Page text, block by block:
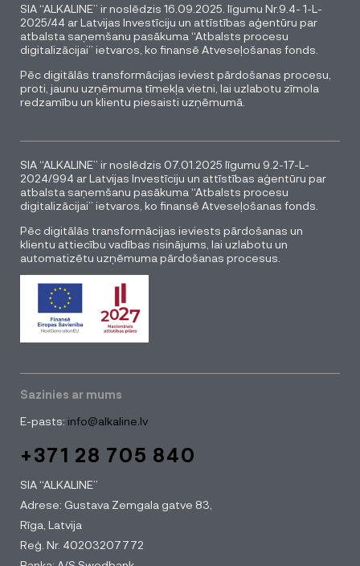
SIA “ALKALINE” ir noslēdzis 16.09.2025. līgumu Nr.9.4- 1-L-
2025/44 ar Latvijas Investīciju un attīstības aģentūru par
atbalsta saņemšanu pasākuma “Atbalsts procesu
digitalizācijai” ietvaros, ko finansē Atveseļošanas fonds.
Pēc digitālās transformācijas ieviest pārdošanas procesu,
proti, jaunu uzņēmuma tīmekļa vietni, lai uzlabotu zīmola
redzamību un klientu piesaisti uzņēmumā.
SIA “ALKALINE” ir noslēdzis 07.01.2025 līgumu 9.2-17-L-
2024/994 ar Latvijas Investīciju un attīstības aģentūru par
atbalsta saņemšanu pasākuma “Atbalsts procesu
digitalizācijai” ietvaros, ko finansē Atveseļošanas fonds.
Pēc digitālās transformācijas ieviests pārdošanas un
klientu attiecību vadības risinājums, lai uzlabotu un
automatizētu uzņēmuma pārdošanas procesus.
Sazinies ar mums
E-pasts: info@alkaline.lv
+371 28 705 840
SIA “ALKALINE”
Adrese: Gustava Zemgala gatve 83,
Rīga, Latvija
Reģ. Nr. 40203207772